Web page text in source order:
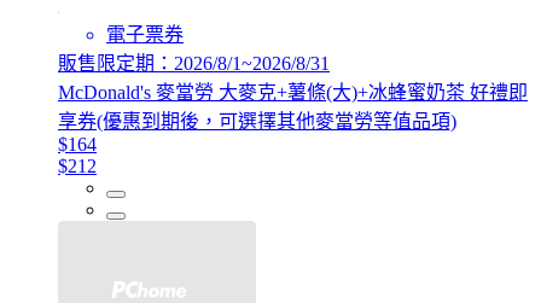
電子票券
販售限定期：2026/8/1~2026/8/31
McDonald's 麥當勞 大麥克+薯條(大)+冰蜂蜜奶茶 好禮即
享券(優惠到期後，可選擇其他麥當勞等值品項)
$164
$212